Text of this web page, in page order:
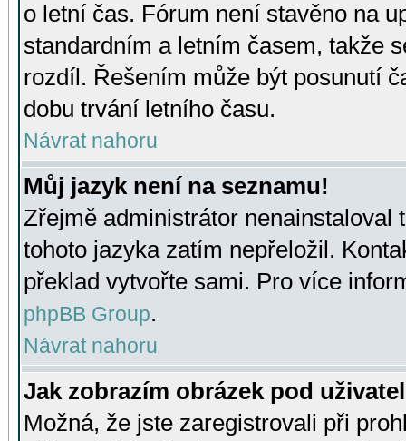
o letní čas. Fórum není stavěno na
standardním a letním časem, takže
rozdíl. Řešením může být posunutí
dobu trvání letního času.
Návrat nahoru
Můj jazyk není na seznamu!
Zřejmě administrátor nenainstaloval
tohoto jazyka zatím nepřeložil.
překlad vytvořte sami. Pro více
phpBB Group.
Návrat nahoru
Jak zobrazím obrázek pod
Možná, že jste zaregistrovali při